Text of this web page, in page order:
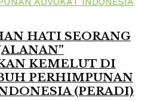
HATI SEORANG
KEMELUT DI
PERHIMPUNAN
(PERADI)